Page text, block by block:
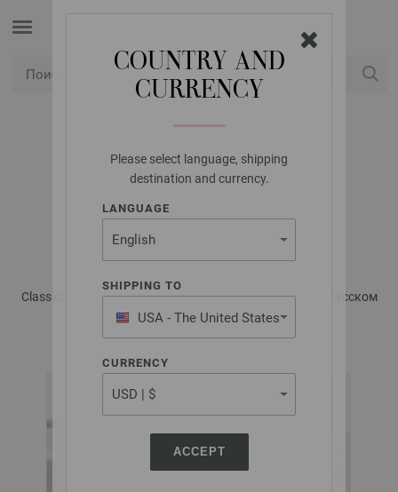
COUNTRY AND
CURRENCY
Please select language, shipping
destination and currency.
LANGUAGE
SHIPPING TO
USA - The United States
of America
CURRENCY
ACCEPT
LANA GROSSA
ПУЛОВЕР BINGO
MÉLANGE
Classici No. 27 - Журнал на немецком, инструкции на русском
языке | Модель 49